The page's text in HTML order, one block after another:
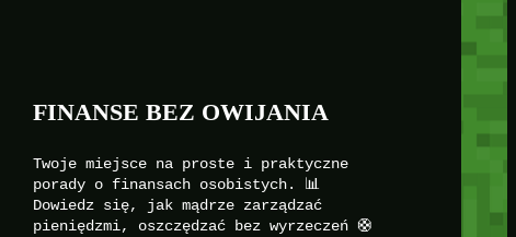
FINANSE BEZ OWIJANIA
Twoje miejsce na proste i praktyczne
porady o finansach osobistych. 📊
Dowiedz się, jak mądrze zarządzać
pieniędzmi, oszczędzać bez wyrzeczeń 🛟